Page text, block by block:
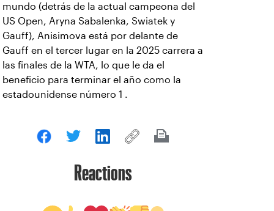
mundo (detrás de la actual campeona del
US Open, Aryna Sabalenka, Swiatek y
Gauff), Anisimova está por delante de
Gauff en el tercer lugar en la 2025 carrera a
las finales de la WTA, lo que le da el
beneficio para terminar el año como la
estadounidense número 1 .
Reactions